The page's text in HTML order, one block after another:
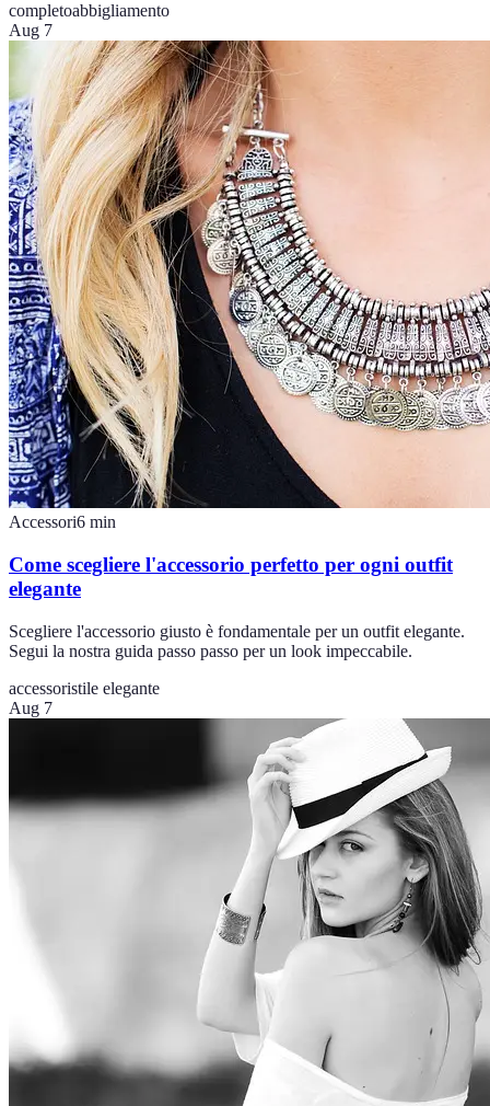
completoabbigliamento
Aug 7
Accessori6 min
Come scegliere l'accessorio perfetto per ogni outfit
elegante
Scegliere l'accessorio giusto è fondamentale per un outfit elegante.
Segui la nostra guida passo passo per un look impeccabile.
accessoristile elegante
Aug 7